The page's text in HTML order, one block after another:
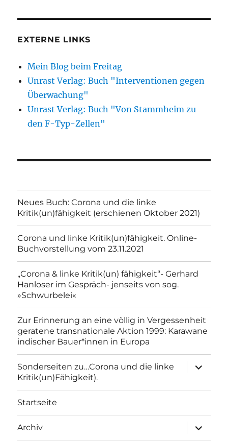
EXTERNE LINKS
Mein Blog beim Freitag
Unrast Verlag: Buch "Interventionen gegen
Überwachung"
Unrast Verlag: Buch "Von Stammheim zu
den F-Typ-Zellen"
Neues Buch: Corona und die linke
Kritik(un)fähigkeit (erschienen Oktober 2021)
Corona und linke Kritik(un)fähigkeit. Online-
Buchvorstellung vom 23.11.2021
„Corona & linke Kritik(un) fähigkeit“- Gerhard
Hanloser im Gespräch- jenseits von sog.
»Schwurbelei«
Zur Erinnerung an eine völlig in Vergessenheit
geratene transnationale Aktion 1999: Karawane
indischer Bauer*innen in Europa
Sonderseiten zu…Corona und die linke
Kritik(un)Fähigkeit).
anzeigen
Startseite
Archiv
anzeigen